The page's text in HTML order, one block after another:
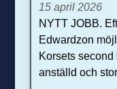
15 april 2026
NYTT JOBB.
Edwardzon
Korsets
anställd och